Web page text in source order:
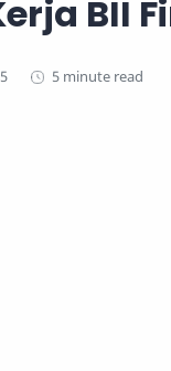
BII
5 minute read